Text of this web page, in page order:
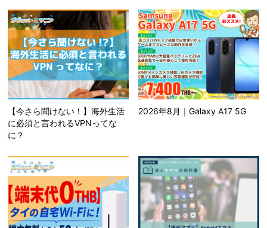
【今さら聞けない！】海外生活
に必須と言われるVPNってな
に？
2026年8月｜Galaxy A17 5G